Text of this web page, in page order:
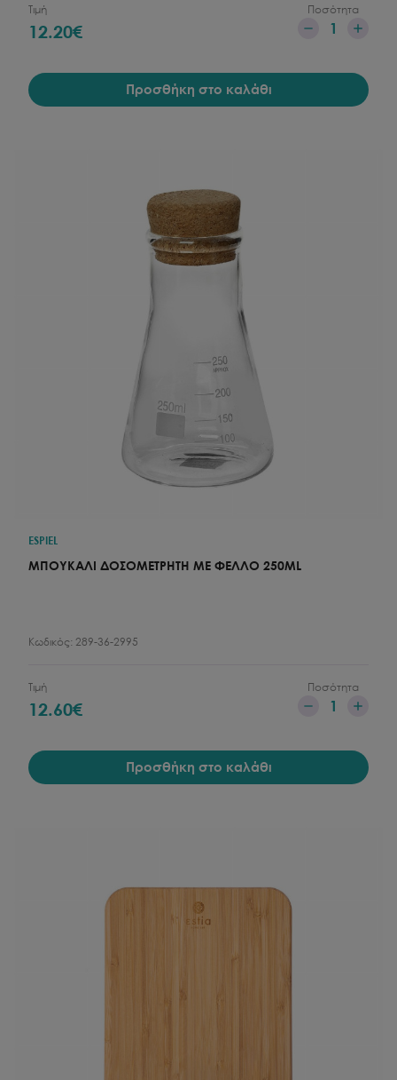
Τιμή
12.20€
Ποσότητα
1
Προσθήκη στο καλάθι
ESPIEL
ΜΠΟΥΚΑΛΙ ΔΟΣΟΜΕΤΡΗΤΗ ΜΕ ΦΕΛΛΟ 250ML
Κωδικός: 289-36-2995
Τιμή
12.60€
Ποσότητα
1
Προσθήκη στο καλάθι